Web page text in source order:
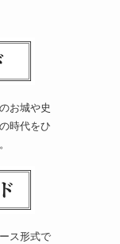
お城や史
時代をひ
ス形式で